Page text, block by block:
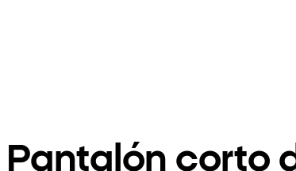
Pantalón corto